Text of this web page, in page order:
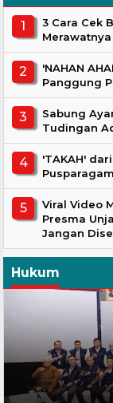
3 Cara Cek
Merawatnya
'NAHAN
Panggung
Sabung
Tudingan
'TAKAH'
Viral Video
Presma
Jangan
Hukum